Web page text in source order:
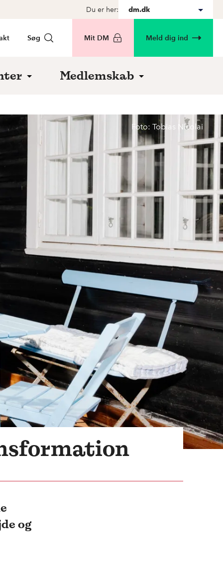
Du er her: dm.dk
Søg Mit DM Meld dig ind
Medlemskab
Foto: Tobias Nicolai
og